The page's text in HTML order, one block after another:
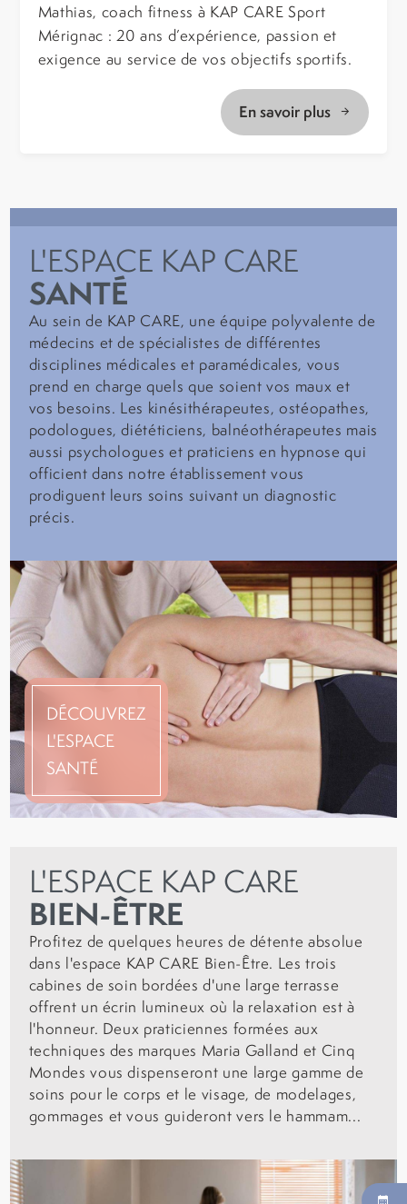
Mathias, coach fitness à KAP CARE Sport
Mérignac : 20 ans d’expérience, passion et
exigence au service de vos objectifs sportifs.
En savoir plus
L'ESPACE KAP CARE
SANTÉ
Au sein de KAP CARE, une équipe polyvalente de
médecins et de spécialistes de différentes
disciplines médicales et paramédicales, vous
prend en charge quels que soient vos maux et
vos besoins. Les kinésithérapeutes, ostéopathes,
podologues, diététiciens, balnéothérapeutes mais
aussi psychologues et praticiens en hypnose qui
officient dans notre établissement vous
prodiguent leurs soins suivant un diagnostic
précis.
DÉCOUVREZ
L'ESPACE
SANTÉ
L'ESPACE KAP CARE
BIEN-ÊTRE
Profitez de quelques heures de détente absolue
dans l'espace KAP CARE Bien-Être. Les trois
cabines de soin bordées d'une large terrasse
offrent un écrin lumineux où la relaxation est à
l'honneur. Deux praticiennes formées aux
techniques des marques Maria Galland et Cinq
Mondes vous dispenseront une large gamme de
soins pour le corps et le visage, de modelages,
gommages et vous guideront vers le hammam...